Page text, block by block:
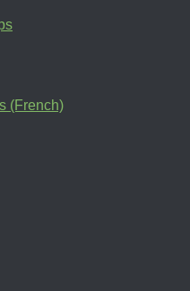
(French)